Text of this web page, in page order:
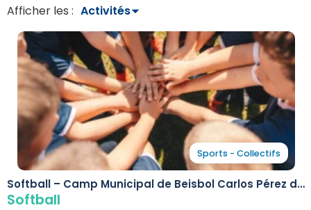
Afficher les :
Sports - Collectifs
Softball – Camp Municipal de Beisbol Carlos Pérez de
Rozas
Softball